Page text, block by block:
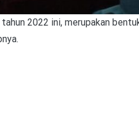
2022 ini, merupakan